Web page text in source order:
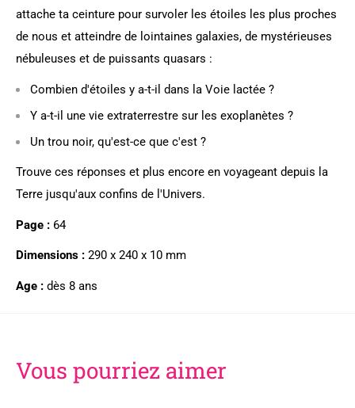
attache ta ceinture pour survoler les étoiles les plus proches
de nous et atteindre de lointaines galaxies, de mystérieuses
nébuleuses et de puissants quasars :
Combien d'étoiles y a-t-il dans la Voie lactée ?
Y a-t-il une vie extraterrestre sur les exoplanètes ?
Un trou noir, qu'est-ce que c'est ?
Trouve ces réponses et plus encore en voyageant depuis la
Terre jusqu'aux confins de l'Univers.
Page : 64
Dimensions : 290 x 240 x 10 mm
Age : dès 8 ans
Vous pourriez aimer